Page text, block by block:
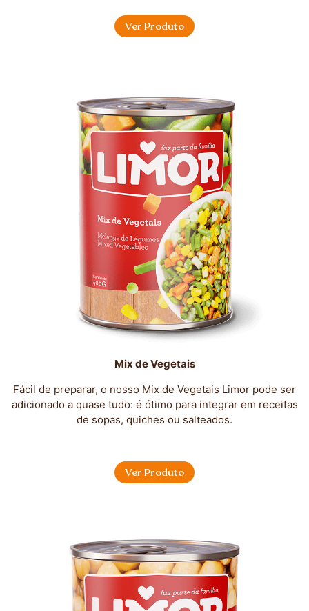
Ver Produto
Mix de Vegetais
Fácil de preparar, o nosso Mix de Vegetais Limor pode ser
adicionado a quase tudo: é ótimo para integrar em receitas
de sopas, quiches ou salteados.
Ver Produto